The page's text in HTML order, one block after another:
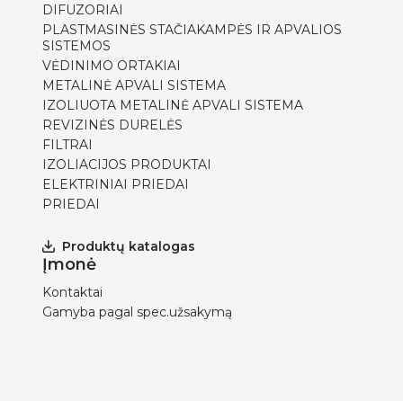
DIFUZORIAI
PLASTMASINĖS STAČIAKAMPĖS IR APVALIOS
SISTEMOS
VĖDINIMO ORTAKIAI
METALINĖ APVALI SISTEMA
IZOLIUOTA METALINĖ APVALI SISTEMA
REVIZINĖS DURELĖS
FILTRAI
IZOLIACIJOS PRODUKTAI
ELEKTRINIAI PRIEDAI
PRIEDAI
Produktų katalogas
Įmonė
Kontaktai
Gamyba pagal spec.užsakymą